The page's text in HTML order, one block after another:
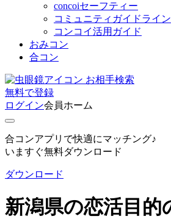
concoiセーフティー
コミュニティガイドライン
コンコイ活用ガイド
おみコン
合コン
お相手検索
無料で登録
ログイン会員ホーム
合コンアプリで快適にマッチング♪
いますぐ無料ダウンロード
ダウンロード
新潟県の恋活目